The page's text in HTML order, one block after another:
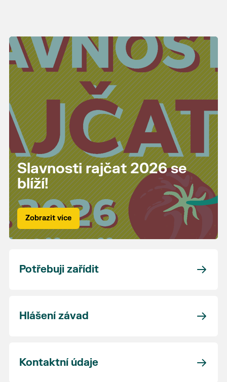
Slavnosti rajčat 2026 se
blíží!
Zobrazit více
Potřebuji zařídit
Hlášení závad
Kontaktní údaje